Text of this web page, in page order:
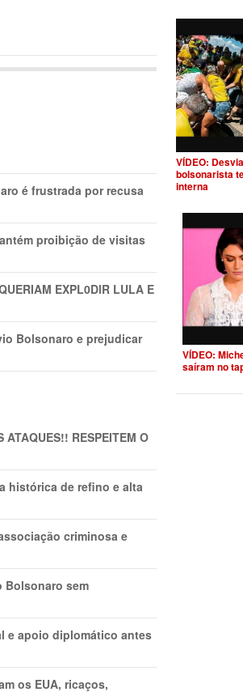
é frustrada por recusa
proibição de visitas
EXPL0DlR LULA E
Bolsonaro e prejudicar
ATAQUES!! RESPEITEM O
histórica de refino e alta
criminosa e
Bolsonaro sem
e apoio diplomático antes
os EUA, ricaços,
VÍDEO:
bolsonarista
interna
VÍDEO:
saíram no